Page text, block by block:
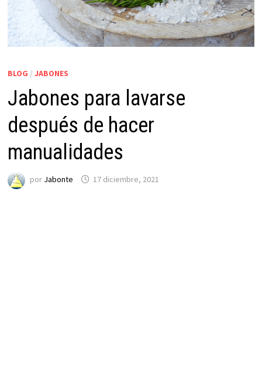
BLOG / JABONES
Jabones para lavarse
después de hacer
manualidades
por Jabonte 17 diciembre, 2021